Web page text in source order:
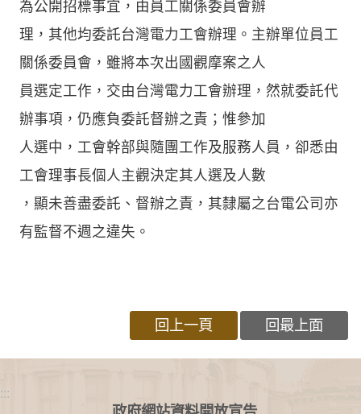
為公開招標事宜，由員工關係委員會辦
理，其他均委託台灣電力工會辦理。主辦單位員工
關係委員會，雖將本次出國觀摩案之人
員選定工作，交由台灣電力工會辦理，然就委託代
辦事項，仍應負委託督辦之責；惟參加
人選中，工會幹部與隨團工作及服務人員，卻悉由
工會理事長個人主觀決定其人選及人數
，顯未善盡委託、督辦之責，其隸屬之台電公司亦
有監督不週之違失。
回上一頁 回最上面
:::